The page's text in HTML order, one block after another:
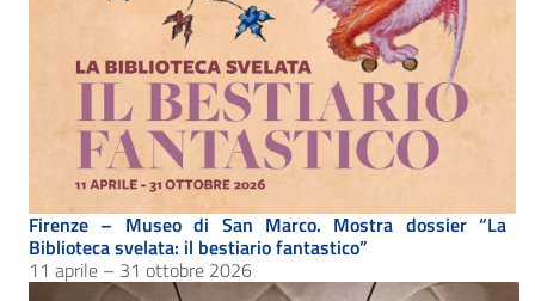
Firenze – Museo di San Marco. Mostra dossier “La
Biblioteca svelata: il bestiario fantastico”
11 aprile – 31 ottobre 2026